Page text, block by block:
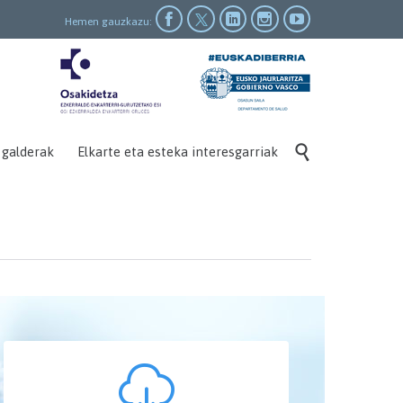
Hemen gauzkazu:    
Elkarte eta esteka interesgarriak 
